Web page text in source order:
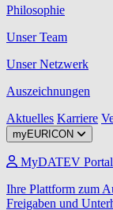
Philosophie
Unser Team
Unser Netzwerk
Auszeichnungen
Aktuelles Karriere
myEURICON
MyDATEV Portal
Ihre Plattform zum
Freigaben und